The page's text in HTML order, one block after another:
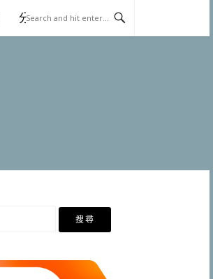
分享